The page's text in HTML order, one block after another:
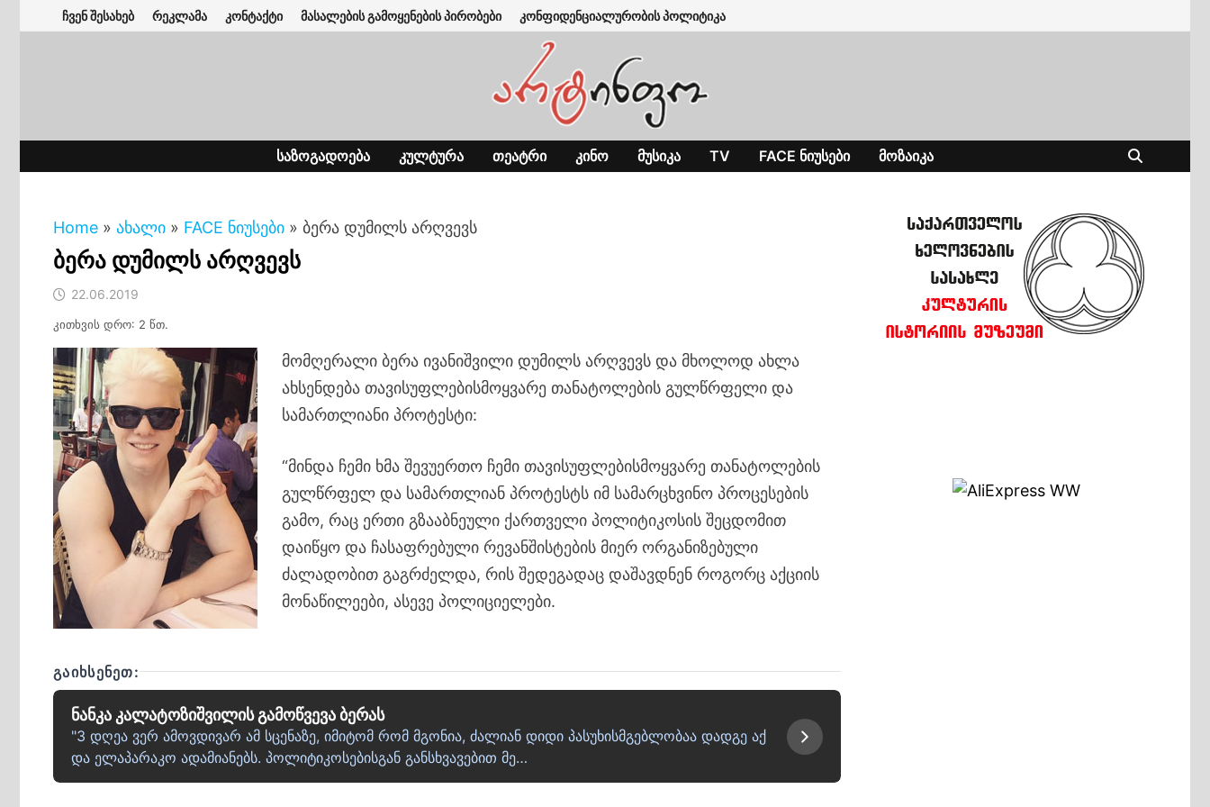
to
ჩვენ შესახებ რეკლამა კონტაქტი მასალების გამოყენების პირობები კონფიდენციალურობის პოლიტიკა
ᲡᲐᲖᲝᲒᲐᲓᲝᲔᲑᲐ ᲙᲣᲚᲢᲣᲠᲐ ᲗᲔᲐᲢᲠᲘ ᲙᲘᲜᲝ ᲛᲣᲡᲘᲙᲐ TV FACE ᲜᲘᲣᲡᲔᲑᲘ ᲛᲝᲖᲐᲘᲙᲐ
Home » ახალი » FACE ნიუსები » ბერა დუმილს არღვევს
ბერა დუმილს არღვევს
22.06.2019
კითხვის დრო: 2 წთ.
მომღერალი ბერა ივანიშვილი დუმილს არღვევს და მხოლოდ ახლა
ახსენდება თავისუფლებისმოყვარე თანატოლების გულწრფელი და
სამართლიანი პროტესტი:
“მინდა ჩემი ხმა შევუერთო ჩემი თავისუფლებისმოყვარე თანატოლების
გულწრფელ და სამართლიან პროტესტს იმ სამარცხვინო პროცესების
გამო, რაც ერთი გზააბნეული ქართველი პოლიტიკოსის შეცდომით
დაიწყო და ჩასაფრებული რევანშისტების მიერ ორგანიზებული
ძალადობით გაგრძელდა, რის შედეგადაც დაშავდნენ როგორც აქციის
მონაწილეები, ასევე პოლიციელები.
ᲒᲐᲘᲮᲡᲔᲜᲔᲗ:
ნანკა კალატოზიშვილის გამოწვევა ბერას
"3 დღეა ვერ ამოვდივარ ამ სცენაზე, იმიტომ რომ მგონია, ძალიან დიდი პასუხისმგებლობაა დადგე აქ
და ელაპარაკო ადამიანებს. პოლიტიკოსებისგან განსხვავებით მე…